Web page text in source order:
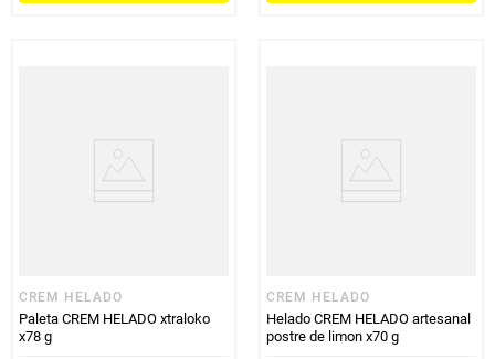
CREM HELADO
Paleta CREM HELADO xtraloko
x78 g
CREM HELADO
Helado CREM HELADO artesanal
postre de limon x70 g